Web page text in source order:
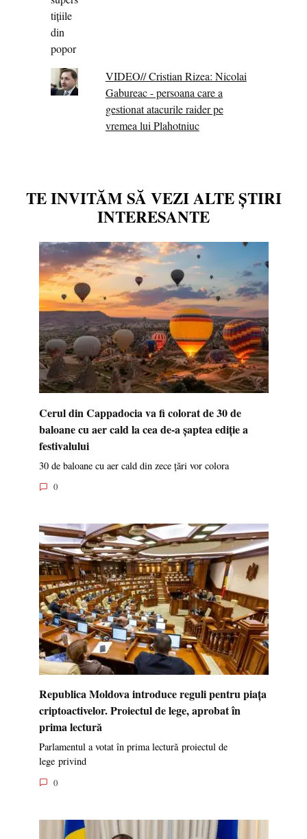
VIDEO// Cristian Rizea: Nicolai
Gabureac - persoana care a
gestionat atacurile raider pe
vremea lui Plahotniuc
TE INVITĂM SĂ VEZI ALTE ȘTIRI
INTERESANTE
Cerul din Cappadocia va fi colorat de 30 de
baloane cu aer cald la cea de-a șaptea ediție a
festivalului
30 de baloane cu aer cald din zece țări vor colora
0
Republica Moldova introduce reguli pentru piața
criptoactivelor. Proiectul de lege, aprobat în
prima lectură
Parlamentul a votat în prima lectură proiectul de
lege privind
0